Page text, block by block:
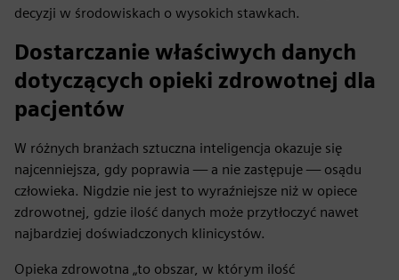
decyzji w środowiskach o wysokich stawkach.
Dostarczanie właściwych danych
dotyczących opieki zdrowotnej dla
pacjentów
W różnych branżach sztuczna inteligencja okazuje się
najcenniejsza, gdy poprawia — a nie zastępuje — osądu
człowieka. Nigdzie nie jest to wyraźniejsze niż w opiece
zdrowotnej, gdzie ilość danych może przytłoczyć nawet
najbardziej doświadczonych klinicystów.
Opieka zdrowotna „to obszar, w którym ilość